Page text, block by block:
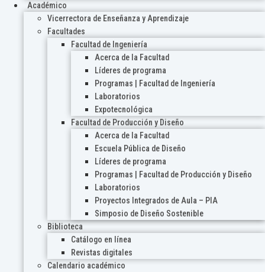
Académico
Vicerrectora de Enseñanza y Aprendizaje
Facultades
Facultad de Ingeniería
Acerca de la Facultad
Líderes de programa
Programas | Facultad de Ingeniería
Laboratorios
Expotecnológica
Facultad de Producción y Diseño
Acerca de la Facultad
Escuela Pública de Diseño
Líderes de programa
Programas | Facultad de Producción y Diseño
Laboratorios
Proyectos Integrados de Aula – PIA
Simposio de Diseño Sostenible
Biblioteca
Catálogo en línea
Revistas digitales
Calendario académico